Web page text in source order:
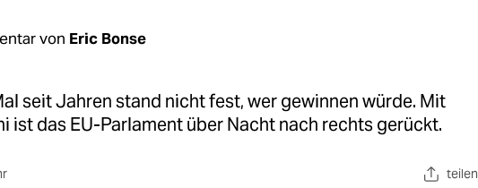
von Eric Bonse
seit Jahren stand nicht fest, wer gewinnen würde. Mit
ist das EU-Parlament über Nacht nach rechts gerückt.
teilen